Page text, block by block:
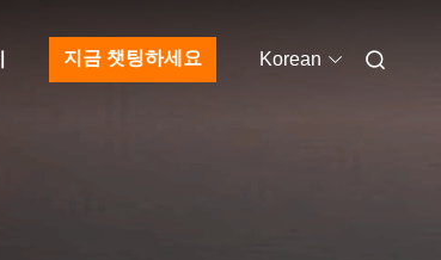
지금 챗팅하세요 Korean